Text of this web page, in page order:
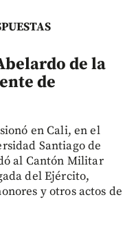
de la
de
en Cali, en el
Santiago de
al Cantón Militar
del Ejército,
y otros actos de